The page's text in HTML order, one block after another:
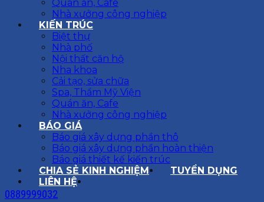
Quán ăn, Cafe
Nhà xưởng công nghiệp
KIẾN TRÚC
Biệt thự
Nhà phố
Nội thất căn hộ
Nha khoa
Cải tạo, sửa chữa
Spa, Thẩm Mỹ Viện
Quán ăn, Cafe
Nhà xưởng công nghiệp
BÁO GIÁ
Báo giá xây dựng phần thô
Báo giá xây dựng phần hoàn thiện
Báo giá thiết kế kiến trúc
CHIA SẺ KINH NGHIỆM
TUYỂN DỤNG
LIÊN HỆ
0889999032